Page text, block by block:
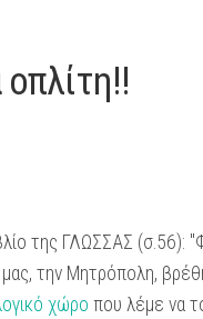
της ΓΛΩΣΣΑΣ (σ.56):
την Μητρόπολη,
χώρο που λέμε να